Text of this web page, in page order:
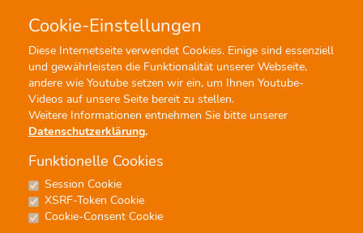
Cookie-Einstellungen
Diese Internetseite verwendet Cookies. Einige sind essenziell
und gewährleisten die Funktionalität unserer Webseite,
andere wie Youtube setzen wir ein, um Ihnen Youtube-
Videos auf unsere Seite bereit zu stellen.
Weitere Informationen entnehmen Sie bitte unserer
Datenschutzerklärung.
Funktionelle Cookies
Session Cookie
XSRF-Token Cookie
Cookie-Consent Cookie
Menü Profisuche
Noten
Journey Through America